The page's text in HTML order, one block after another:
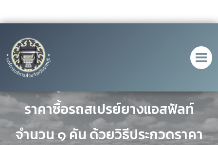
ประกาศผู้ชนะการเสนอราคา ประกวด
ราคาซื้อรถสเปรย์ยางแอสฟัลท์
จำนวน ๑ คัน ด้วยวิธีประกวดราคา